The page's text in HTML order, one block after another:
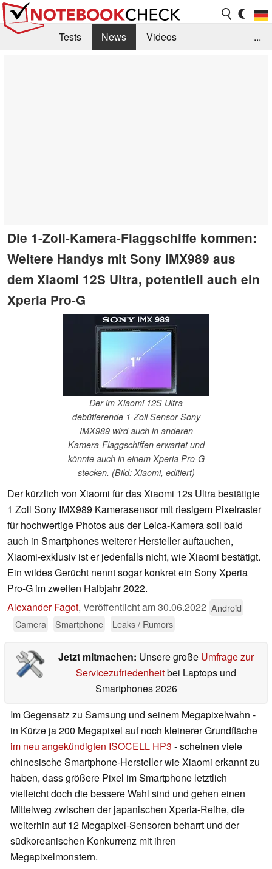
Tests News
Videos
...
Die 1-Zoll-Kamera-Flaggschiffe kommen:
Weitere Handys mit Sony IMX989 aus
dem Xiaomi 12S Ultra, potentiell auch ein
Xperia Pro-G
Der im Xiaomi 12S Ultra
debütierende 1-Zoll Sensor Sony
IMX989 wird auch in anderen
Kamera-Flaggschiffen erwartet und
könnte auch in einem Xperia Pro-G
stecken. (Bild: Xiaomi, editiert)
Der kürzlich von Xiaomi für das Xiaomi 12s Ultra bestätigte
1 Zoll Sony IMX989 Kamerasensor mit riesigem Pixelraster
für hochwertige Photos aus der Leica-Kamera soll bald
auch in Smartphones weiterer Hersteller auftauchen,
Xiaomi-exklusiv ist er jedenfalls nicht, wie Xiaomi bestätigt.
Ein wildes Gerücht nennt sogar konkret ein Sony Xperia
Pro-G im zweiten Halbjahr 2022.
Alexander Fagot, Veröffentlicht am30.06.2022 Android
Camera
Smartphone Leaks / Rumors
Jetzt mitmachen: Unsere große Umfrage zur
Servicezufriedenheitbei Laptops und
Smartphones 2026
Im Gegensatz zu Samsung und seinem Megapixelwahn -
in Kürze ja 200 Megapixel auf noch kleinerer Grundfläche
im neu angekündigten ISOCELL HP3 - scheinen viele
chinesische Smartphone-Hersteller wie Xiaomi erkannt zu
haben, dass größere Pixel im Smartphone letztlich
vielleicht doch die bessere Wahl sind und gehen einen
Mittelweg zwischen der japanischen Xperia-Reihe, die
weiterhin auf 12 Megapixel-Sensoren beharrt und der
südkoreanischen Konkurrenz mit ihren
Megapixelmonstern.